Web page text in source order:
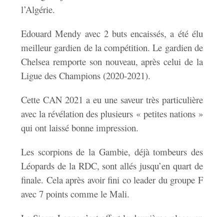
l’Algérie.
Edouard Mendy avec 2 buts encaissés, a été élu
meilleur gardien de la compétition. Le gardien de
Chelsea remporte son nouveau, après celui de la
Ligue des Champions (2020-2021).
Cette CAN 2021 a eu une saveur très particulière
avec la révélation des plusieurs « petites nations »
qui ont laissé bonne impression.
Les scorpions de la Gambie, déjà tombeurs des
Léopards de la RDC, sont allés jusqu’en quart de
finale. Cela après avoir fini co leader du groupe F
avec 7 points comme le Mali.